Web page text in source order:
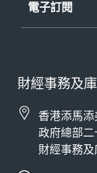
電子訂閱
財經事務及
香港添馬
政府總部二
財經事務